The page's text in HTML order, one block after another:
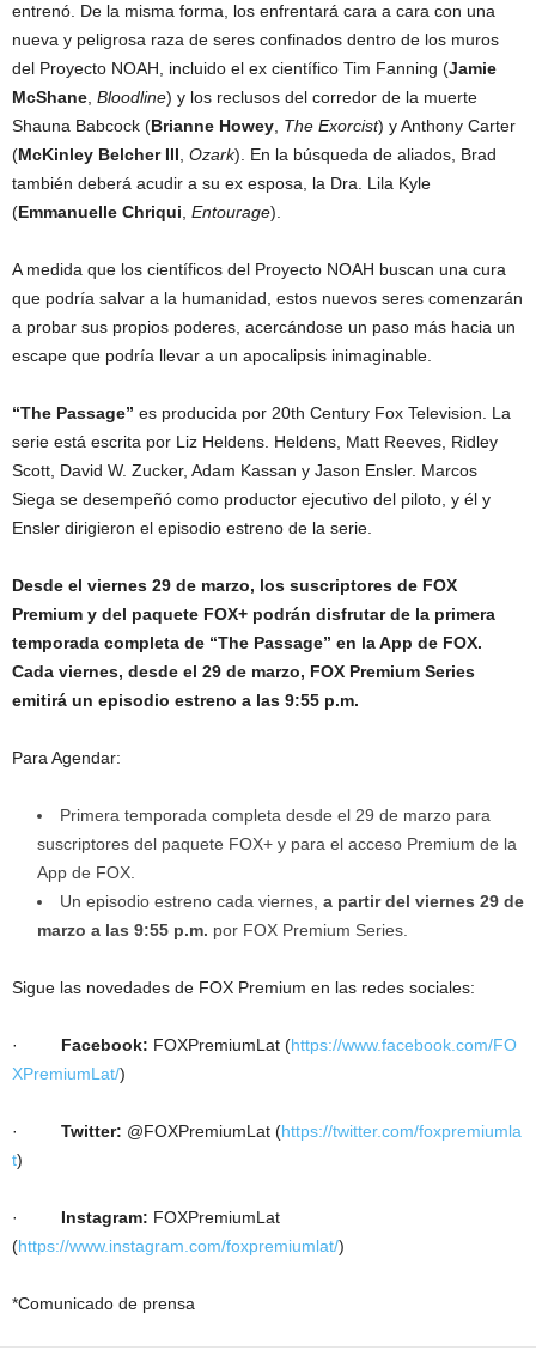
entrenó. De la misma forma, los enfrentará cara a cara con una
nueva y peligrosa raza de seres confinados dentro de los muros
del Proyecto NOAH, incluido el ex científico Tim Fanning (Jamie
McShane Bloodline) y los reclusos del corredor de la muerte
Shauna Babcock (Brianne Howey The Exorcist) y Anthony Carter
(McKinley Belcher III Ozark). En la búsqueda de aliados, Brad
también deberá acudir a su ex esposa, la Dra. Lila Kyle
(Emmanuelle Chriqui Entourage).
A medida que los científicos del Proyecto NOAH buscan una cura
que podría salvar a la humanidad, estos nuevos seres comenzarán
a probar sus propios poderes, acercándose un paso más hacia un
escape que podría llevar a un apocalipsis inimaginable.
“The Passage” es producida por 20th Century Fox Television. La
serie está escrita por Liz Heldens. Heldens, Matt Reeves, Ridley
Scott, David W. Zucker, Adam Kassan y Jason Ensler. Marcos
Siega se desempeñó como productor ejecutivo del piloto, y él y
Ensler dirigieron el episodio estreno de la serie.
Desde el viernes 29 de marzo, los suscriptores de FOX
Premium y del paquete FOX+ podrán disfrutar de la primera
temporada completa de “The Passage” en la App de FOX.
Cada viernes, desde el 29 de marzo, FOX Premium Series
emitirá un episodio estreno a las 9:55 p.m.
Para Agendar:
Primera temporada completa desde el 29 de marzo para
suscriptores del paquete FOX+ y para el acceso Premium de la
App de FOX.
Un episodio estreno cada viernes, a partir del viernes 29 de
marzo a las 9:55 p.m. por FOX Premium Series.
Sigue las novedades de FOX Premium en las redes sociales:
· Facebook: FOXPremiumLat (https://www.facebook.com/FO
XPremiumLat/)
· Twitter: @FOXPremiumLat (https://twitter.com/foxpremiumla
t)
· Instagram: FOXPremiumLat
(https://www.instagram.com/foxpremiumlat/)
*Comunicado de prensa